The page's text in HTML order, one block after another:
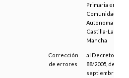
Primaria en la
Comunidad
Autónoma de
Castilla-La
Mancha
Corrección
de errores
al Decreto
88/2005, de 22
septiembre, del